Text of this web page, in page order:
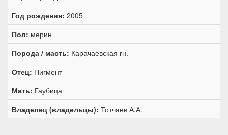
Год рождения: 2005
Пол: мерин
Порода / масть: Карачаевская гн.
Отец: Пигмент
Мать: Гаубица
Владелец (владельцы): Тотчаев А.А.